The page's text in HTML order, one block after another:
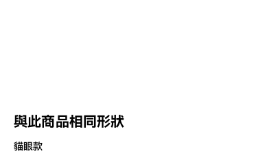
與此商品相同形狀
貓眼款